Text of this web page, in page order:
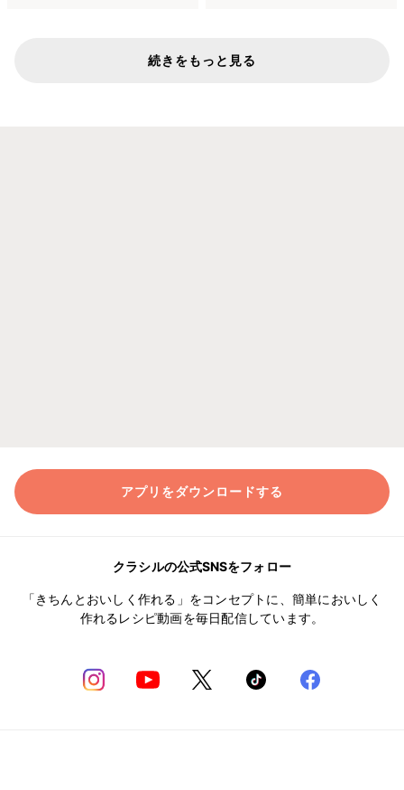
続きをもっと見る
アプリをダウンロードする
クラシルの公式SNSをフォロー
「きちんとおいしく作れる」をコンセプトに、簡単においしく
作れるレシピ動画を毎日配信しています。